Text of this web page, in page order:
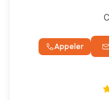
Appeler